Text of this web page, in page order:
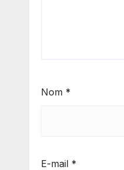
Nom *
E-mail *